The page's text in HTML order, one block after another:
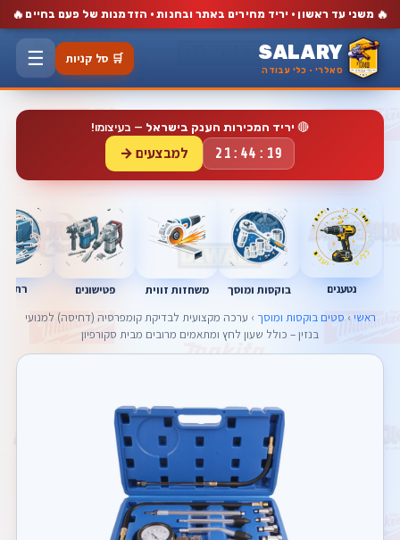
🔥 משני עד ראשון · יריד מחירים באתר ובחנות · הזדמנות של פעם בחיים 🔥
SALARY
סאלרי · כלי עבודה
🛒 סל קניות ☰
🔴 יריד המכירות הענק בישראל — בעיצומו!
21:44:18 למבצעים →
נטענים בוקסות ומוסך משחזות זווית פטישונים
ראשי › סטים בוקסות ומוסך › ערכה מקצועית לבדיקת קומפרסיה (דחיסה) למנועי
בנזין – כולל שעון לחץ ומתאמים מרובים מבית סקורפיון